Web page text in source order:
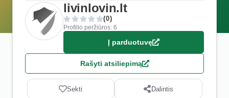
livinlovin.lt
(0)
Profilio peržiūros: 6
Į parduotuvę
Rašyti atsiliepimą
Sekti Dalintis